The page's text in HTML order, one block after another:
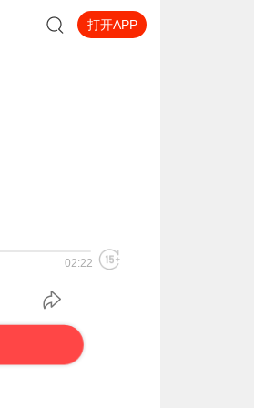
打开APP
02:22